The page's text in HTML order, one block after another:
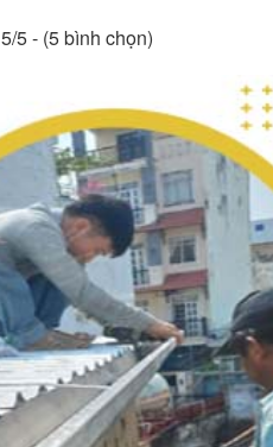
5/5 - (5 bình chọn)